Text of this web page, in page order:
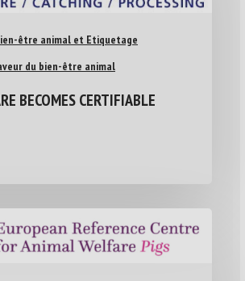
être animal et Etiquetage
du bien-être animal
BECOMES CERTIFIABLE